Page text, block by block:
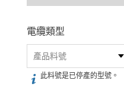
電纜類型
產品料號
igus-icon-info
此料號是已停產的型號。